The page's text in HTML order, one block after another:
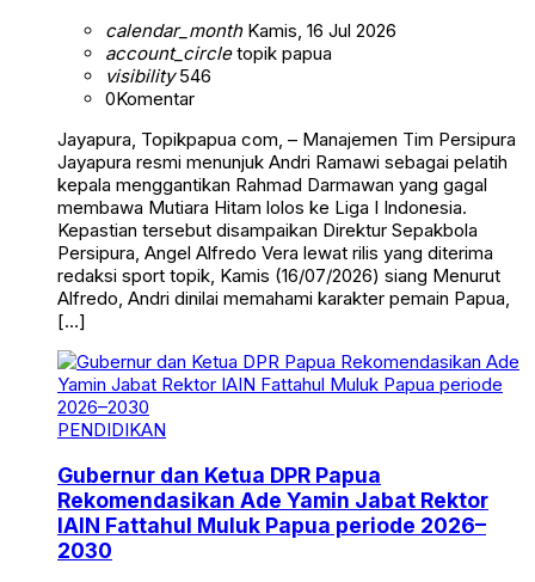
calendar_monthKamis, 16 Jul 2026
account_circletopik papua
visibility546
0Komentar
Jayapura, Topikpapua com, – Manajemen Tim Persipura
Jayapura resmi menunjuk Andri Ramawi sebagai pelatih
kepala menggantikan Rahmad Darmawan yang gagal
membawa Mutiara Hitam lolos ke Liga I Indonesia.
Kepastian tersebut disampaikan Direktur Sepakbola
Persipura, Angel Alfredo Vera lewat rilis yang diterima
redaksi sport topik, Kamis (16/07/2026) siang Menurut
Alfredo, Andri dinilai memahami karakter pemain Papua,
[…]
PENDIDIKAN
Gubernur dan Ketua DPR Papua
Rekomendasikan Ade Yamin Jabat Rektor
IAIN Fattahul Muluk Papua periode 2026–
2030